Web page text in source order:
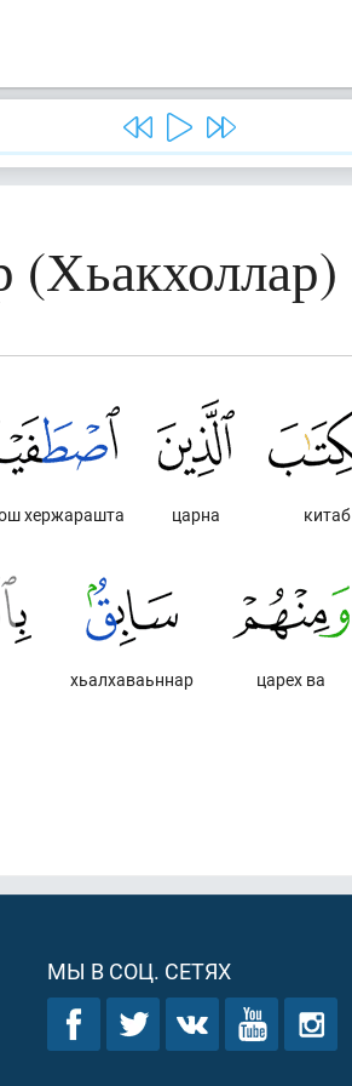
(Хьакхоллар)
китаб
царна
хержарашта
царех ва
хьалхаваьннар
МЫ В СОЦ. СЕТЯХ